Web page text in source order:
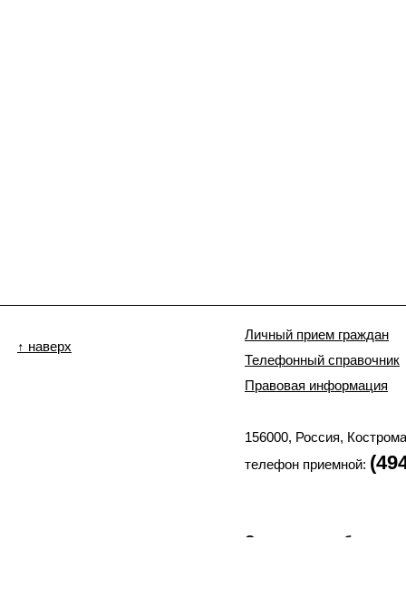
↑ наверх
Личный прием граждан
Телефонный справочник
Правовая информация
156000, Россия,
телефон приемной:
Отправить сообщение